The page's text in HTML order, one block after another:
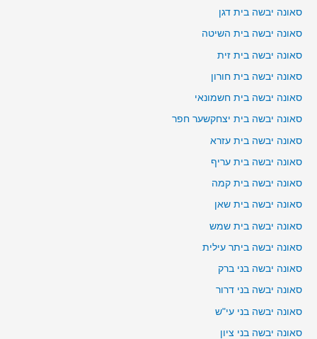
סאונה יבשה בית דגן
סאונה יבשה בית השיטה
סאונה יבשה בית זית
סאונה יבשה בית חורון
סאונה יבשה בית חשמונאי
סאונה יבשה בית יצחקשער חפר
סאונה יבשה בית עזרא
סאונה יבשה בית עריף
סאונה יבשה בית קמה
סאונה יבשה בית שאן
סאונה יבשה בית שמש
סאונה יבשה ביתר עילית
סאונה יבשה בני ברק
סאונה יבשה בני דרור
סאונה יבשה בני עי"ש
סאונה יבשה בני ציון